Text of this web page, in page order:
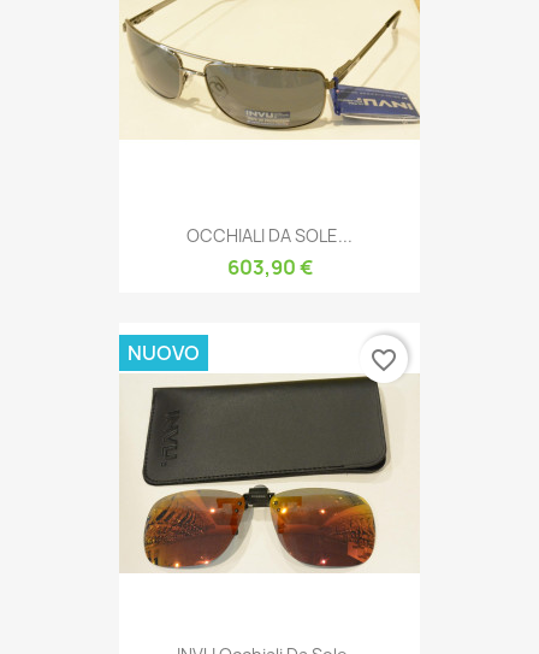
OCCHIALI DA SOLE...
603,90 €
NUOVO favorite_border